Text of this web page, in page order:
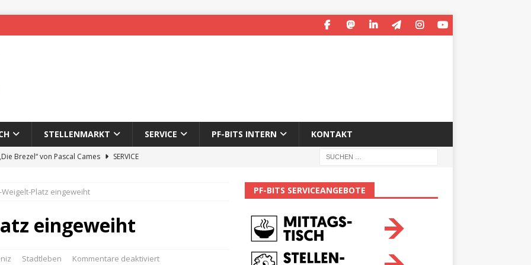
STELLENMARKT SERVICE PF-BITS INTERN KONTAKT
Brezel“ von Pascal Cames
SERVICE
des 65. Fasnetsumzugs Dillweißenstein
PF-BITS INTERN
Der Mann hinter PF-Bits lebt nicht mehr
Weigelt-Platz eingeweiht
eingeweiht
Stadtleben Kommentare deaktiviert
PF-BITS SERVICEANGEBOTE